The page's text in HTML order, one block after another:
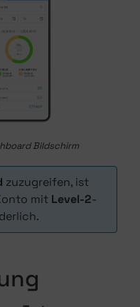
Bildschirm
zuzugreifen, ist
mit Level-2-